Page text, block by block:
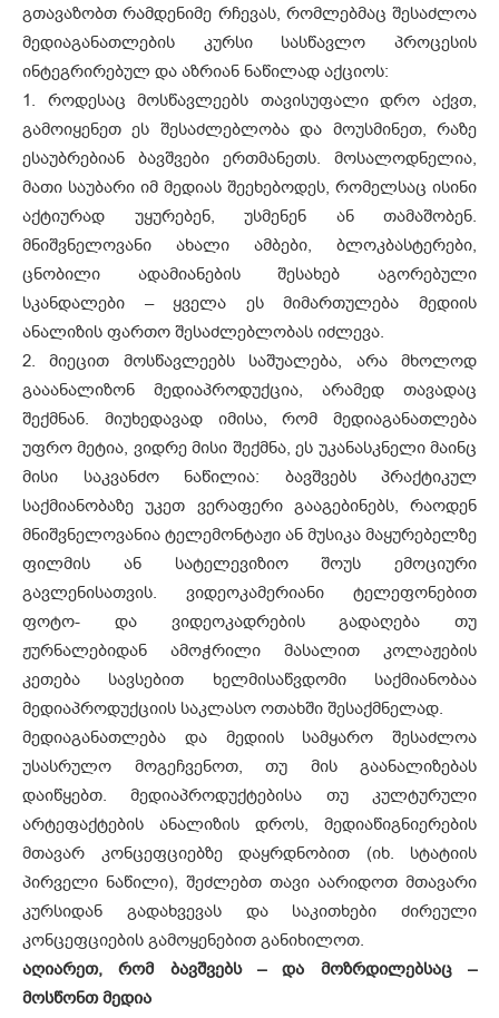
გთავაზობთ რამდენიმე რჩევას, რომლებმაც შესაძლოა
მედიაგანათლების კურსი სასწავლო პროცესის
ინტეგრირებულ და აზრიან ნაწილად აქციოს:
1. როდესაც მოსწავლეებს თავისუფალი დრო აქვთ,
გამოიყენეთ ეს შესაძლებლობა და მოუსმინეთ, რაზე
ესაუბრებიან ბავშვები ერთმანეთს. მოსალოდნელია,
მათი საუბარი იმ მედიას შეეხებოდეს, რომელსაც ისინი
აქტიურად უყურებენ, უსმენენ ან თამაშობენ.
მნიშვნელოვანი ახალი ამბები, ბლოკბასტერები,
ცნობილი ადამიანების შესახებ აგორებული
სკანდალები – ყველა ეს მიმართულება მედიის
ანალიზის ფართო შესაძლებლობას იძლევა.
2. მიეცით მოსწავლეებს საშუალება, არა მხოლოდ
გააანალიზონ მედიაპროდუქცია, არამედ თავადაც
შექმნან. მიუხედავად იმისა, რომ მედიაგანათლება
უფრო მეტია, ვიდრე მისი შექმნა, ეს უკანასკნელი მაინც
მისი საკვანძო ნაწილია: ბავშვებს პრაქტიკულ
საქმიანობაზე უკეთ ვერაფერი გააგებინებს, რაოდენ
მნიშვნელოვანია ტელემონტაჟი ან მუსიკა მაყურებელზე
ფილმის ან სატელევიზიო შოუს ემოციური
გავლენისათვის. ვიდეოკამერიანი ტელეფონებით
ფოტო- და ვიდეოკადრების გადაღება თუ
ჟურნალებიდან ამოჭრილი მასალით კოლაჟების
კეთება სავსებით ხელმისაწვდომი საქმიანობაა
მედიაპროდუქციის საკლასო ოთახში შესაქმნელად.
მედიაგანათლება და მედიის სამყარო შესაძლოა
უსასრულო მოგეჩვენოთ, თუ მის გაანალიზებას
დაიწყებთ. მედიაპროდუქტებისა თუ კულტურული
არტეფაქტების ანალიზის დროს, მედიაწიგნიერების
მთავარ კონცეფციებზე დაყრდნობით (იხ. სტატიის
პირველი ნაწილი), შეძლებთ თავი აარიდოთ მთავარი
კურსიდან გადახვევას და საკითხები ძირეული
კონცეფციების გამოყენებით განიხილოთ.
აღიარეთ, რომ ბავშვებს – და მოზრდილებსაც –
მოსწონთ მედია